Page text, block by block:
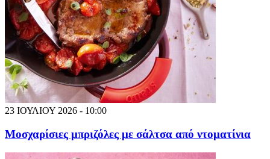
23 ΙΟΥΛΙΟΥ 2026 - 10:00
Μοσχαρίσιες μπριζόλες με σάλτσα από ντοματίνια